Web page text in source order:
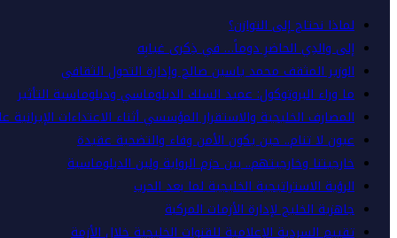
لماذا نحتاج إلى التوازن؟
إلى والدِي الحاضرِ دوماً… في ذِكرى غيابِه
الوزير المثقف محمد ياسين صالح وإدارة التحول الثقافي
ما وراء البروتوكول: عميد السلك الدبلوماسي ودبلوماسية التأثير
المصارف الخليجية والاستقرار المؤسسي أثناء الاعتداءات
عيون لا تنام.. حين يكون الأمن وفاء والتضحية عقيدة
خارجيتنا وخارجيتهم.. بين حزم الرواية ولين الدبلوماسية
الرؤية الاستراتيجية الخليجية لما بعد الحرب
جاهزية الخليج لإدارة الأزمات المركبة
تقييم السردية الإعلامية للقنوات الخليجية خلال الأزمة